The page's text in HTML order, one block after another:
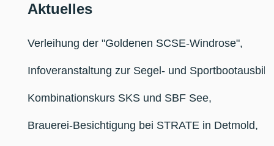
Aktuelles
Verleihung der "Goldenen SCSE-Windrose",
Infoveranstaltung zur Segel- und
Kombinationskurs SKS und SBF See,
Brauerei-Besichtigung bei STRATE in Detmold,